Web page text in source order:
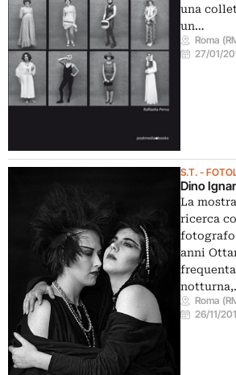
una
un…
Roma
27/01/
S.T. -
Dino
La
ricerca
fotografo
anni
Roma
26/11/